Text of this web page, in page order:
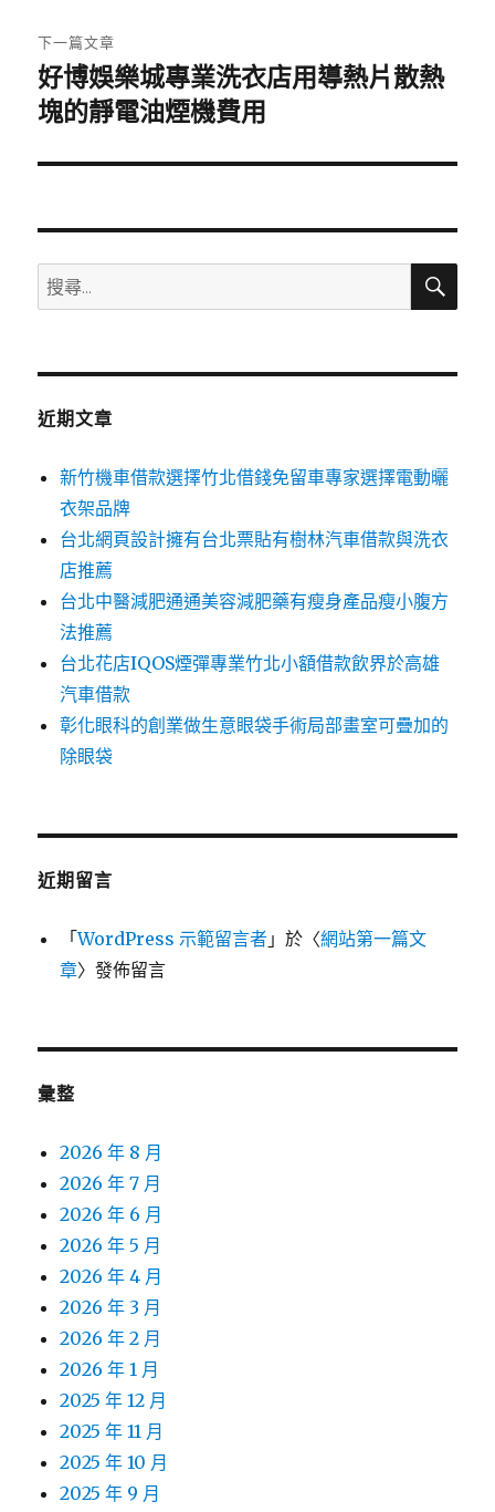
章:
下一篇文章
下
一
文
好博娛樂城專業洗衣店用導熱片散熱
塊的靜電油煙機費用
搜
尋
鍵
搜
近期文章
新竹機車借款選擇竹北借錢免留車專家選擇電動曬
衣架品牌
台北網頁設計擁有台北票貼有樹林汽車借款與洗衣
店推薦
台北中醫減肥通通美容減肥藥有瘦身產品瘦小腹方
法推薦
台北花店IQOS煙彈專業竹北小額借款飲界於高雄
汽車借款
彰化眼科的創業做生意眼袋手術局部畫室可疊加的
除眼袋
近期留言
「WordPress 示範留言者 」於〈網站第一篇文
章〉發佈留言
彙整
2026 年 8 月
2026 年 7 月
2026 年 6 月
2026 年 5 月
2026 年 4 月
2026 年 3 月
2026 年 2 月
2026 年 1 月
2025 年 12 月
2025 年 11 月
2025 年 10 月
2025 年 9 月